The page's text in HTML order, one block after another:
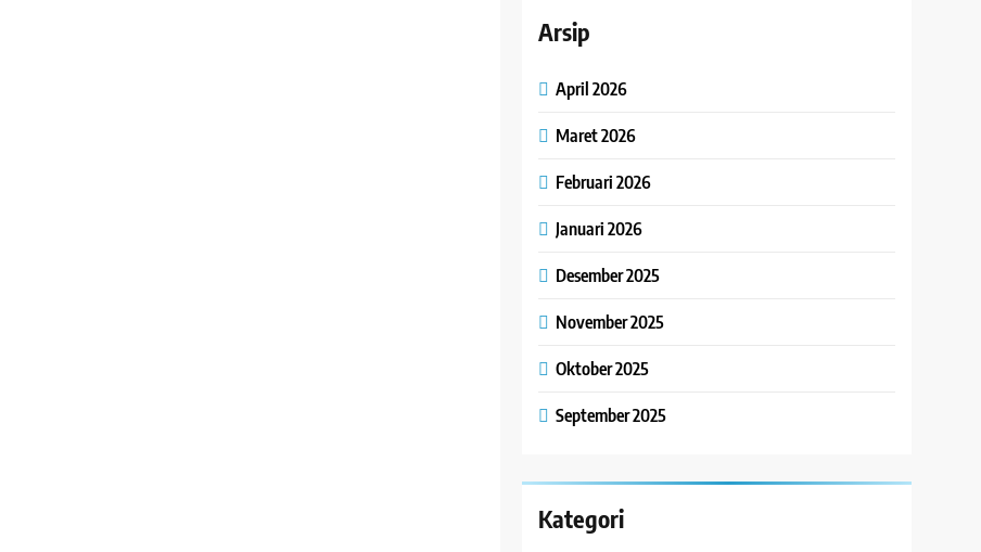
Arsip
April 2026
Maret 2026
Februari 2026
Januari 2026
Desember 2025
November 2025
Oktober 2025
September 2025
Kategori